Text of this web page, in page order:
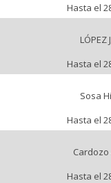
Hasta el
LÓPEZ
Hasta el
Sosa
Hasta el
Cardozo
Hasta el